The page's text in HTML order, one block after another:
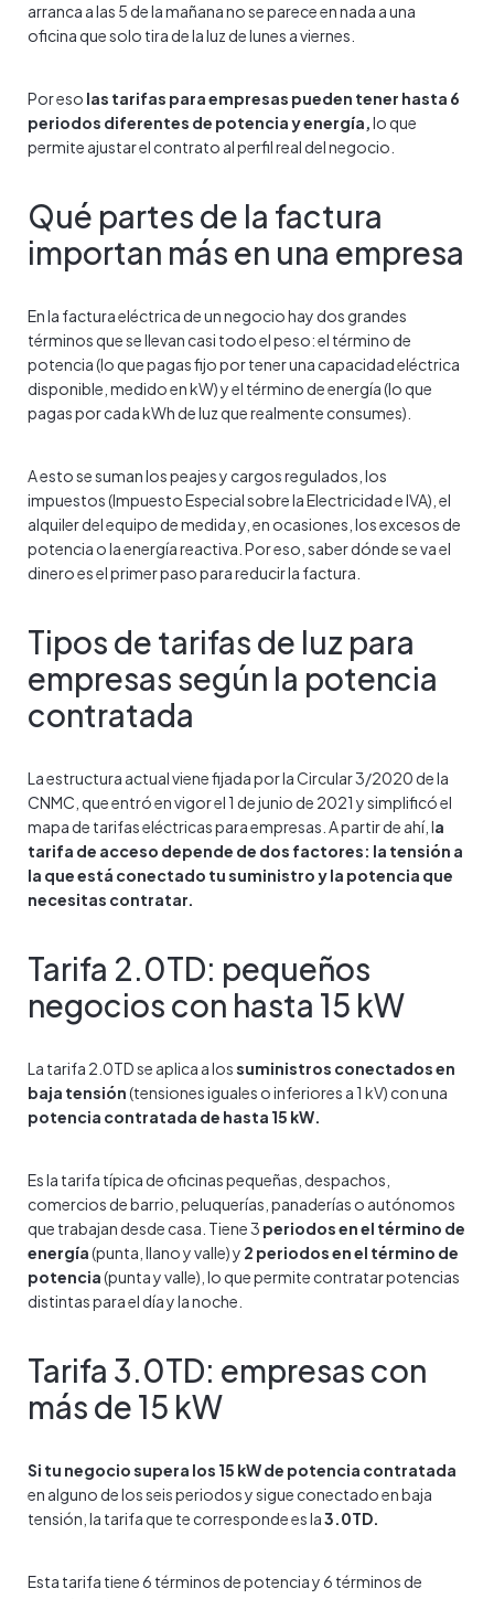
arranca a las 5 de la mañana no se parece en nada a una
oficina que solo tira de la luz de lunes a viernes.
Por eso las tarifas para empresas pueden tener hasta 6
periodos diferentes de potencia y energía,lo que
permite ajustar el contrato al perfil real del negocio.
Qué partes de la factura
importan más en una empresa
En la factura eléctrica de un negocio hay dos grandes
términos que se llevan casi todo el peso: el término de
potencia (lo que pagas fijo por tener una capacidad eléctrica
disponible, medido en kW) y el término de energía (lo que
pagas por cada kWh de luz que realmente consumes).
A esto se suman los peajes y cargos regulados, los
impuestos (Impuesto Especial sobre la Electricidad e IVA), el
alquiler del equipo de medida y, en ocasiones, los excesos de
potencia o la energía reactiva. Por eso, saber dónde se va el
dinero es el primer paso para reducir la factura.
Tipos de tarifas de luz para
empresas según la potencia
contratada
La estructura actual viene fijada por la Circular 3/2020 de la
CNMC, que entró en vigor el 1 de junio de 2021 y simplificó el
mapa de tarifas eléctricas para empresas. A partir de ahí, la
tarifa de acceso depende de dos factores: la tensión a
la que está conectado tu suministro y la potencia que
necesitas contratar.
Tarifa 2.0TD: pequeños
negocios con hasta 15 kW
La tarifa 2.0TD se aplica a lossuministros conectados en
baja tensión(tensiones iguales o inferiores a 1 kV) con una
potencia contratada de hasta 15 kW.
Es la tarifa típica de oficinas pequeñas, despachos,
comercios de barrio, peluquerías, panaderías o autónomos
que trabajan desde casa. Tiene 3 periodos en el término de
energía(punta, llano y valle) y 2 periodos en el término de
potencia(punta y valle), lo que permite contratar potencias
distintas para el día y la noche.
Tarifa 3.0TD: empresas con
más de 15 kW
Si tu negocio supera los 15 kW de potencia contratada
en alguno de los seis periodos y sigue conectado en baja
tensión, la tarifa que te corresponde es la3.0TD.
Esta tarifa tiene 6 términos de potencia y 6 términos de